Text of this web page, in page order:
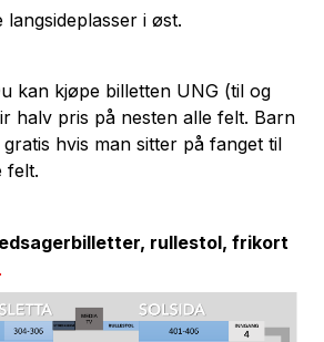
langsideplasser i øst.
kan kjøpe billetten UNG (til og
halv pris på nesten alle felt. Barn
hvis man sitter på fanget til
felt.
rullestol, frikort